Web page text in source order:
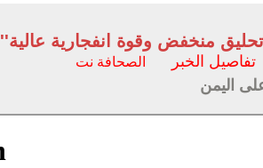
منخفض وقوة انفجارية عالية''
تفاصيل الخبر الصحافة نت
اليمن